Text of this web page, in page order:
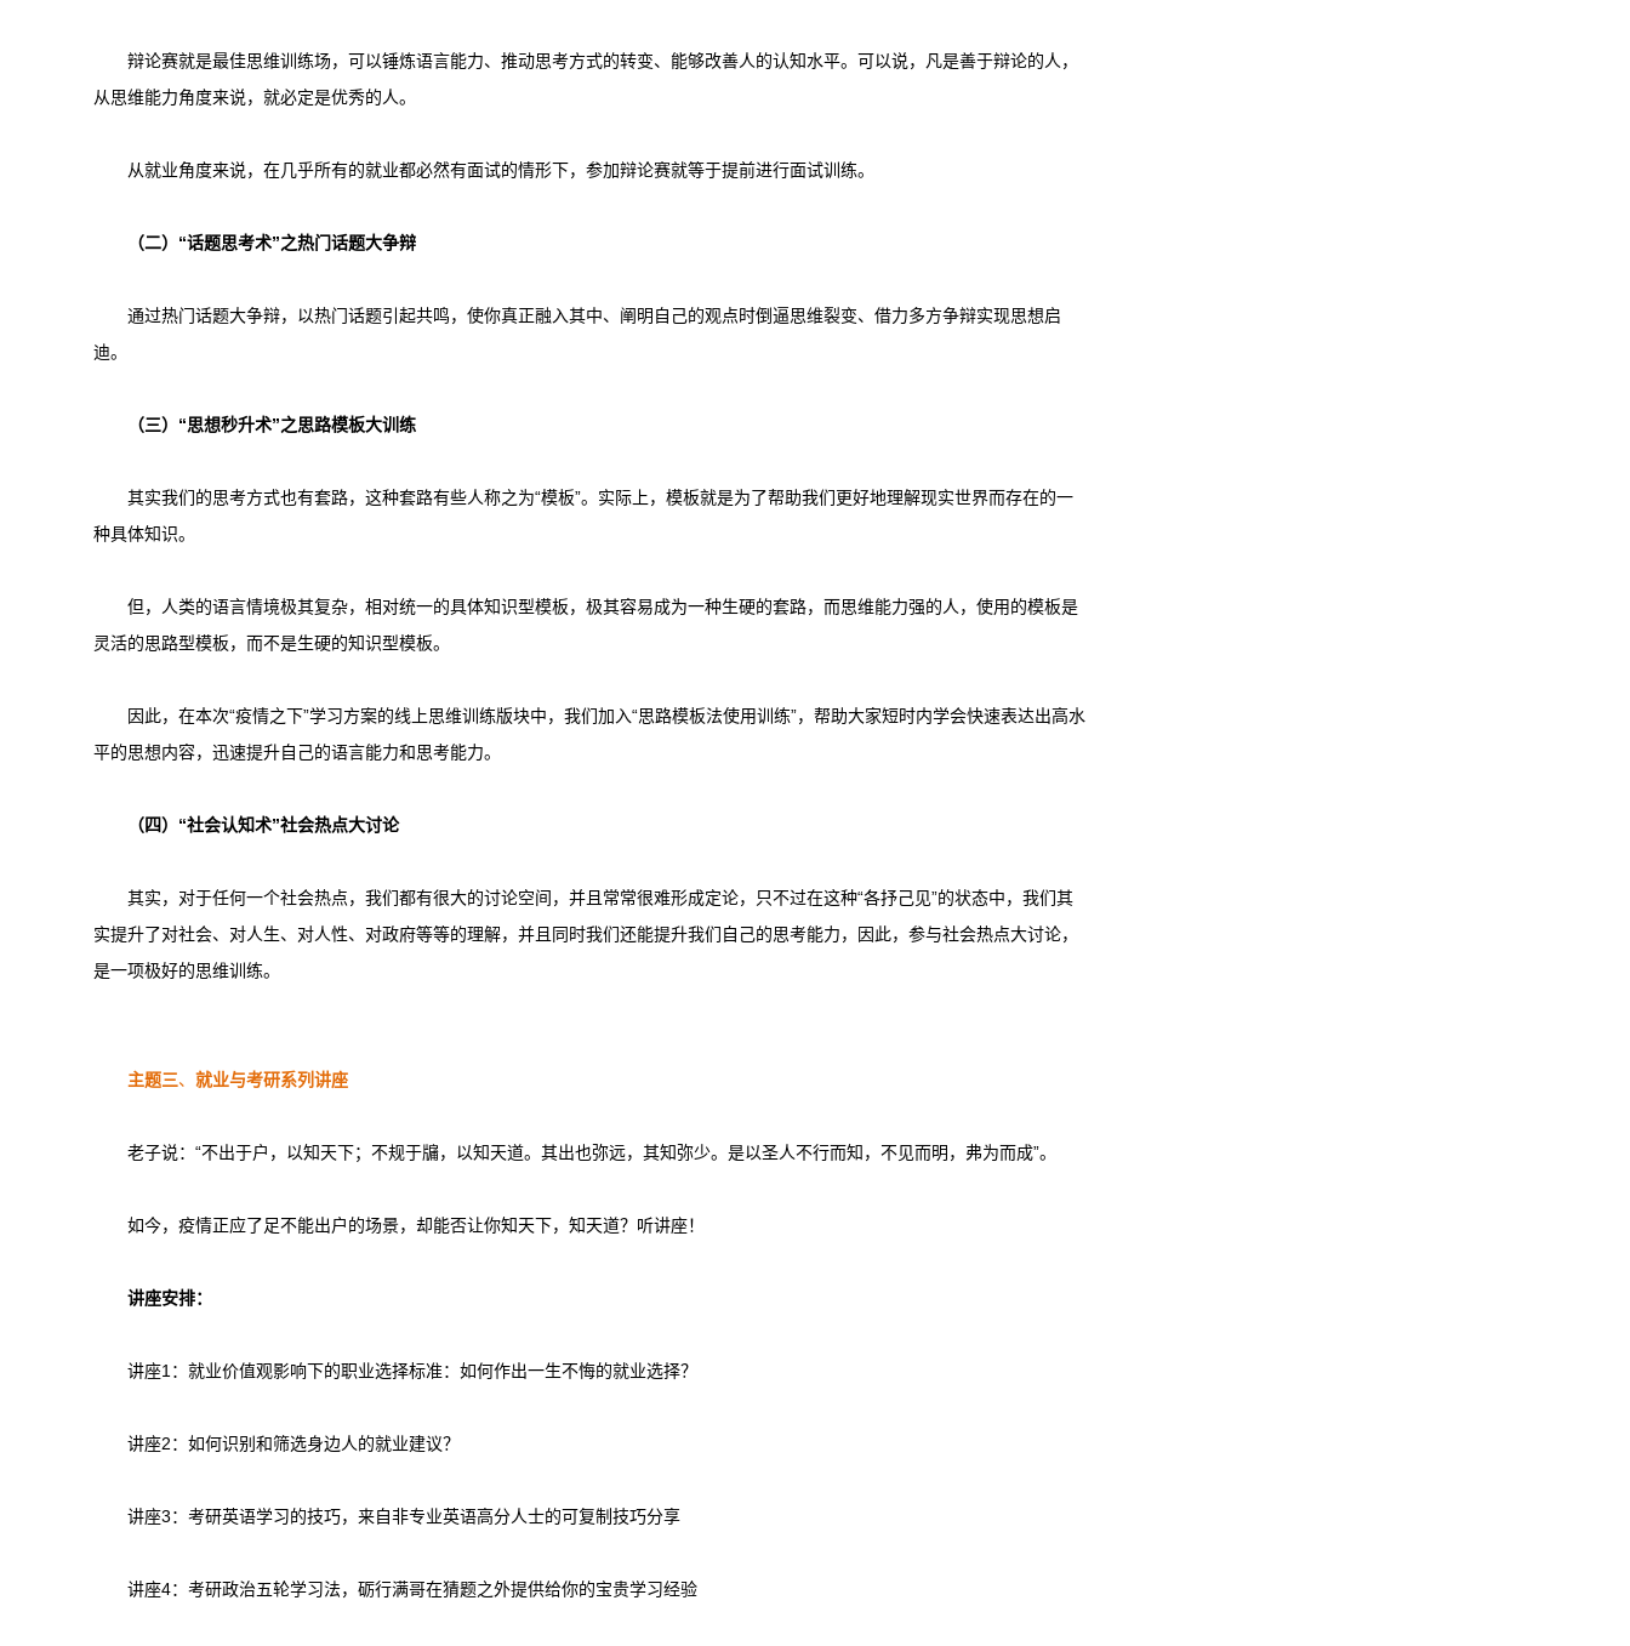
辩论赛就是最佳思维训练场，可以锤炼语言能力、推动思考方式的转变、能够改善人的认知水平。可以说，凡是善于辩论的人，
从思维能力角度来说，就必定是优秀的人。
从就业角度来说，在几乎所有的就业都必然有面试的情形下，参加辩论赛就等于提前进行面试训练。
（二）“话题思考术”之热门话题大争辩
通过热门话题大争辩，以热门话题引起共鸣，使你真正融入其中、阐明自己的观点时倒逼思维裂变、借力多方争辩实现思想启
迪。
（三）“思想秒升术”之思路模板大训练
其实我们的思考方式也有套路，这种套路有些人称之为“模板”。实际上，模板就是为了帮助我们更好地理解现实世界而存在的一
种具体知识。
但，人类的语言情境极其复杂，相对统一的具体知识型模板，极其容易成为一种生硬的套路，而思维能力强的人，使用的模板是
灵活的思路型模板，而不是生硬的知识型模板。
因此，在本次“疫情之下”学习方案的线上思维训练版块中，我们加入“思路模板法使用训练”，帮助大家短时内学会快速表达出高水
平的思想内容，迅速提升自己的语言能力和思考能力。
（四）“社会认知术”社会热点大讨论
其实，对于任何一个社会热点，我们都有很大的讨论空间，并且常常很难形成定论，只不过在这种“各抒己见”的状态中，我们其
实提升了对社会、对人生、对人性、对政府等等的理解，并且同时我们还能提升我们自己的思考能力，因此，参与社会热点大讨论，
是一项极好的思维训练。
主题三、 就业与考研系列讲座
老子说：“不出于户，以知天下；不规于牖，以知天道。其出也弥远，其知弥少。是以圣人不行而知，不见而明，弗为而成”。
如今，疫情正应了足不能出户的场景，却能否让你知天下，知天道？听讲座！
讲座安排：
讲座1：就业价值观影响下的职业选择标准：如何作出一生不悔的就业选择？
讲座2：如何识别和筛选身边人的就业建议？
讲座3：考研英语学习的技巧，来自非专业英语高分人士的可复制技巧分享
讲座4：考研政治五轮学习法，砺行满哥在猜题之外提供给你的宝贵学习经验